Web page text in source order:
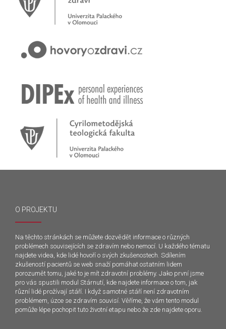
O PROJEKTU
Na těchto stránkách se můžete dozvědět informace o různých
problémech souvisejících se zdravím nebo nemocí. U každého tématu
najdete videa, kde lidé hovoří o svých zkušenostech. Sdílením
zkušeností pacientů se web snaží pomáhat ostatním lidem
porozumět tomu, jaké to je mít zdravotní problémy. Jako první jsme
pro vás spustili modul Stárnutí, kde najdete informace o tom, jak
různí lidé prožívají stáří. I když samotné stáří není zdravotním
problémem, úzce se zdravím souvisí. Věříme, že vám tento modul
pomůže lépe pochopit tuto životní etapu nebo že zde najdete oporu.